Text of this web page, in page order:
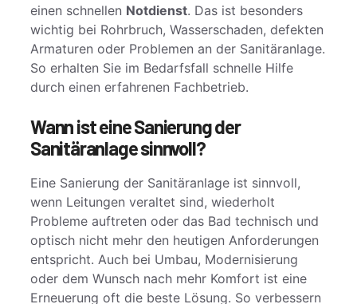
einen schnellen Notdienst. Das ist besonders
wichtig bei Rohrbruch, Wasserschaden, defekten
Armaturen oder Problemen an der Sanitäranlage.
So erhalten Sie im Bedarfsfall schnelle Hilfe
durch einen erfahrenen Fachbetrieb.
Wann ist eine Sanierung der
Sanitäranlage sinnvoll?
Eine Sanierung der Sanitäranlage ist sinnvoll,
wenn Leitungen veraltet sind, wiederholt
Probleme auftreten oder das Bad technisch und
optisch nicht mehr den heutigen Anforderungen
entspricht. Auch bei Umbau, Modernisierung
oder dem Wunsch nach mehr Komfort ist eine
Erneuerung oft die beste Lösung. So verbessern